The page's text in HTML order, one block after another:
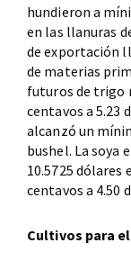
hundieron a
en las llanuras
de exportación
de materias
futuros de trigo
centavos a 5.23
alcanzó un
bushel. La soya
10.5725 dólares
centavos a 4.50
Cultivos para